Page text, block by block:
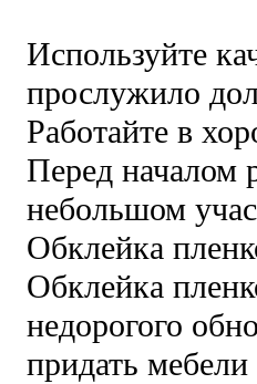
Используйте
прослужило
Работайте в
Перед началом
небольшом
Обклейка
Обклейка
недорогого
придать